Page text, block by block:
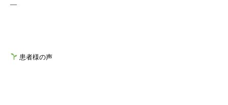
—
患者様の声